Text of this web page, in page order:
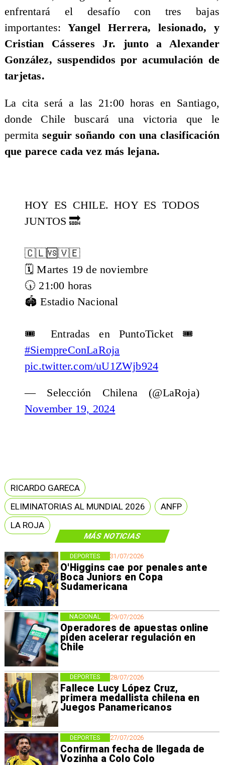
MÁS NOTICIAS
31/07/2026
O'Higgins cae por penales ante
Boca Juniors en Copa
Sudamericana
DEPORTES
29/07/2026
Operadores de apuestas online
piden acelerar regulación en
Chile
NACIONAL
28/07/2026
Fallece Lucy López Cruz,
primera medallista chilena en
Juegos Panamericanos
DEPORTES
27/07/2026
Confirman fecha de llegada de
Vozinha a Colo Colo
DEPORTES
enfrentará el desafío con tres bajas
importantes: Yangel Herrera, lesionado, y
Cristian Cásseres Jr. junto a Alexander
González, suspendidos por acumulación de
tarjetas.
La cita será a las 21:00 horas en Santiago,
donde Chile buscará una victoria que le
permitaseguir soñando con una clasificación
que parece cada vez más lejana.
HOY ES CHILE. HOY ES TODOS
JUNTOS 🔜
🇨🇱🆚🇻🇪
🗓️ Martes 19 de noviembre
🕠 21:00 horas
🏟️ Estadio Nacional
🎟️ Entradas en PuntoTicket 🎟️
#SiempreConLaRoja
pic.twitter.com/uU1ZWjb924
— Selección Chilena (@LaRoja)
November 19, 2024
RICARDO GARECA
ELIMINATORIAS AL MUNDIAL 2026
ANFP
LA ROJA